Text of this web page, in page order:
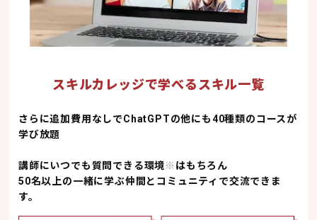
スキルカレッジで学べるスキル一覧
さらに追加費用なしでChatGPTの他にも40種類のコースが
学び放題
講師にいつでも質問できる環境※ はもちろん
50名以上の一緒に学ぶ仲間とコミュニティで交流できま
す。